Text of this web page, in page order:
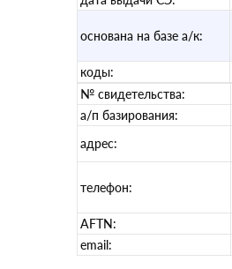
основана на базе а/к:
коды:
№ свидетельства:
а/п базирования:
адрес:
телефон:
AFTN:
email: